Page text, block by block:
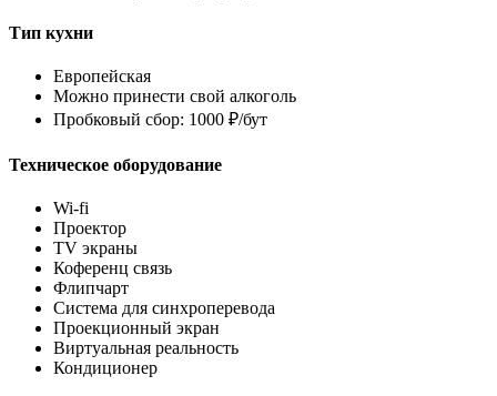
Тип кухни
Европейская
Можно принести свой алкоголь
Пробковый сбор: 1000 ₽/бут
Техническое оборудование
Wi-fi
Проектор
TV экраны
Коференц связь
Флипчарт
Система для синхроперевода
Проекционный экран
Виртуальная реальность
Кондиционер